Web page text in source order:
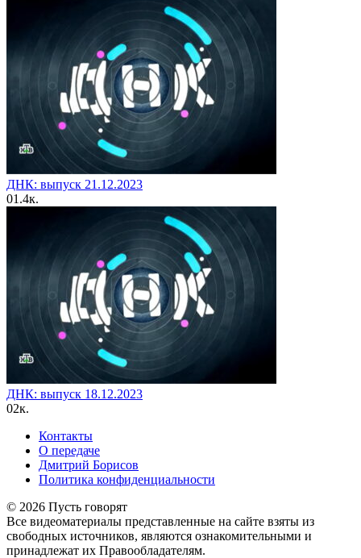
ДНК: выпуск 21.12.2023
01.4к.
ДНК: выпуск 18.12.2023
02к.
Контакты
О передаче
Дмитрий Борисов
Политика конфиденциальности
© 2026 Пусть говорят
Все видеоматериалы представленные на сайте взяты из
свободных источников, являются ознакомительными и
принадлежат их Правообладателям.